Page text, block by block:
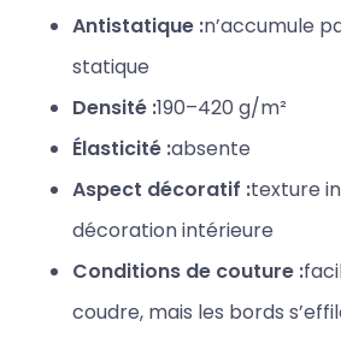
Antistatique :n’accumule
statique
Densité :190–420 g/m²
Élasticité :absente
Aspect décoratif :texture
décoration intérieure
Conditions de couture :
coudre, mais les bords